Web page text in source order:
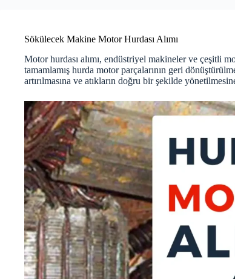
Sökülecek Makine Motor Hurdası Alımı
Motor hurdası alımı, endüstriyel makineler ve çeşitli
tamamlamış hurda motor parçalarının geri
artırılmasına ve atıkların doğru bir şekilde